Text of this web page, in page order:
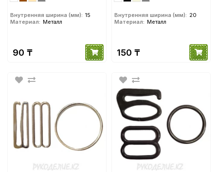
Внутренняя ширина (мм): 15
Материал: Металл
90 ₸
Внутренняя ширина (мм): 20
Материал: Металл
150 ₸